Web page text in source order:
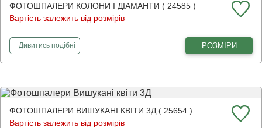
ФОТОШПАЛЕРИ КОЛОНИ І ДІАМАНТИ ( 24585 )
Вартість залежить від розмірів
Дивитисьфотошпалери
подібні РОЗМІРИ
ФОТОШПАЛЕРИ ВИШУКАНІ КВІТИ 3Д ( 25654 )
Вартість залежить від розмірів